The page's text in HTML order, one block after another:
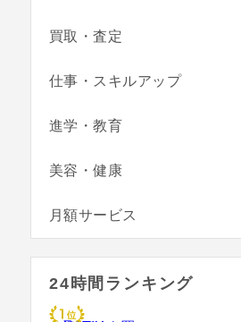
買取・査定
仕事・スキルアップ
進学・教育
美容・健康
月額サービス
24時間ランキング